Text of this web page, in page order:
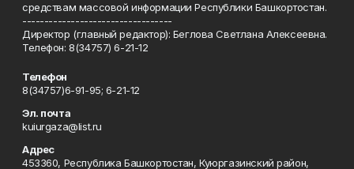
средствам массовой информации Республики Башкортостан.
----------------------------------
Директор (главный редактор): Беглова Светлана Алексеевна.
Телефон: 8(34757) 6-21-12
Телефон
8(34757)6-91-95; 6-21-12
Эл. почта
kuiurgaza@list.ru
Адрес
453360, Республика Башкортостан, Куюргазинский район,